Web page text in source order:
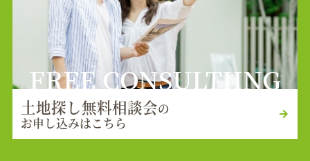
FREE CONSULTIING
土地探し無料相談会の
お申し込みはこちら